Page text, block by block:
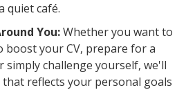
quiet café.
You:Whether you want to
boost your CV, prepare for a
simply challenge yourself, we'll
that reflects your personal goals